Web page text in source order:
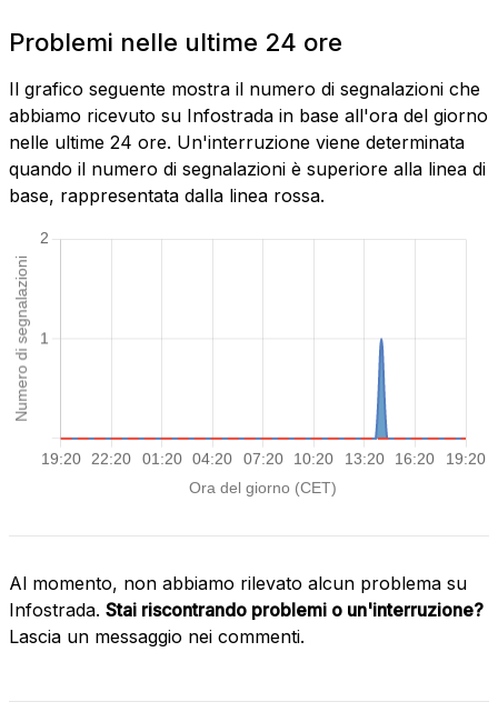
Problemi nelle ultime 24 ore
Il grafico seguente mostra il numero di segnalazioni che
abbiamo ricevuto su Infostrada in base all'ora del giorno
nelle ultime 24 ore. Un'interruzione viene determinata
quando il numero di segnalazioni è superiore alla linea di
base, rappresentata dalla linea rossa.
Al momento, non abbiamo rilevato alcun problema su
Infostrada. Stai riscontrando problemi o un'interruzione?
Lascia un messaggio nei commenti.